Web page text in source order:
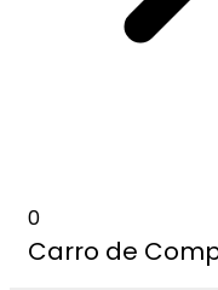
0
Carro de